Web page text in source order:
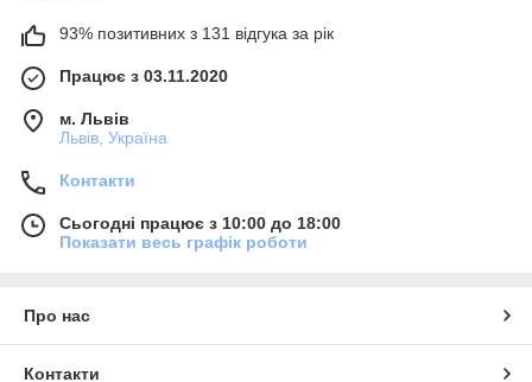
93% позитивних з 131 відгука за рік
Працює з 03.11.2020
м. Львів
Львів, Україна
Контакти
Сьогодні працює з 10:00 до 18:00
Показати весь графік роботи
Про нас
Контакти